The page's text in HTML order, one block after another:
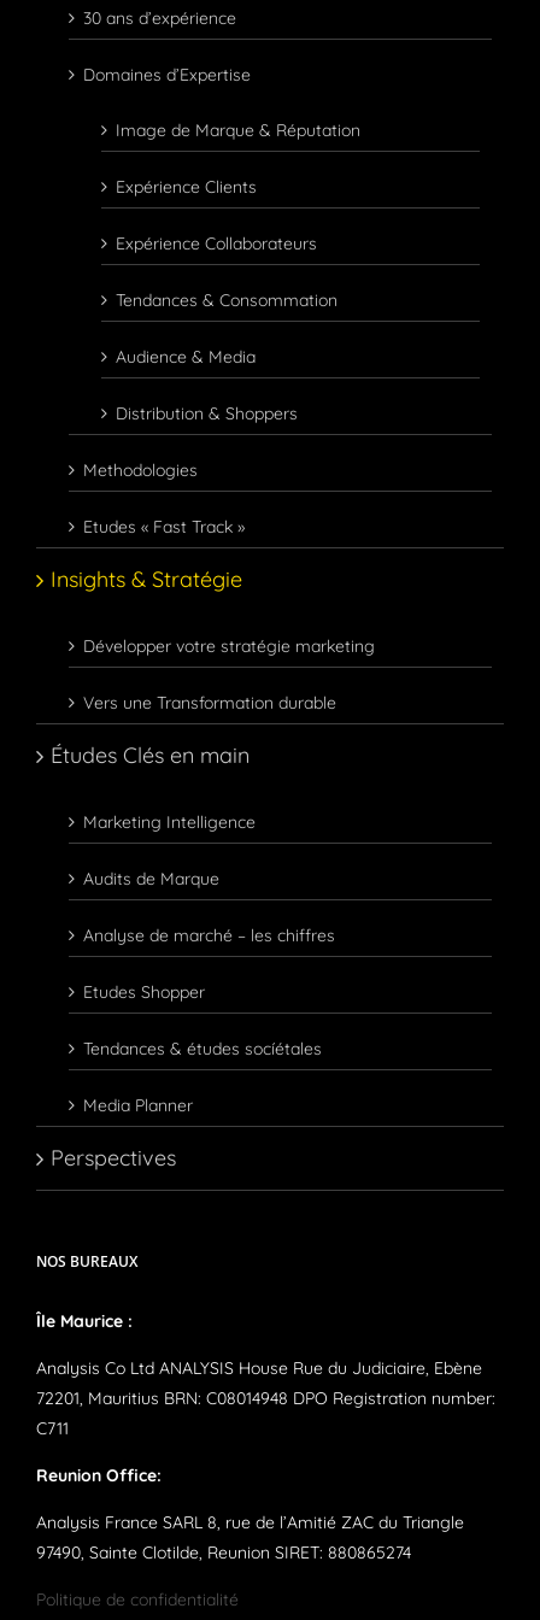
30 ans d’expérience
Domaines d’Expertise
Image de Marque & Réputation
Expérience Clients
Expérience Collaborateurs
Tendances & Consommation
Audience & Media
Distribution & Shoppers
Methodologies
Etudes « Fast Track »
Insights & Stratégie
Développer votre stratégie marketing
Vers une Transformation durable
Études Clés en main
Marketing Intelligence
Audits de Marque
Analyse de marché – les chiffres
Etudes Shopper
Tendances & études socíétales
Media Planner
Perspectives
NOS BUREAUX
Île Maurice :
Analysis Co Ltd ANALYSIS House Rue du Judiciaire, Ebène
72201, Mauritius BRN: C08014948 DPO Registration number:
C711
Reunion Office:
Analysis France SARL 8, rue de l’Amitié ZAC du Triangle
97490, Sainte Clotilde, Reunion SIRET: 880865274
Politique de confidentialité